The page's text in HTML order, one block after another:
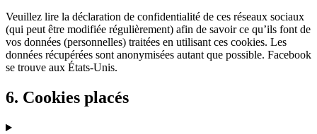
Veuillez lire la déclaration de confidentialité de ces réseaux sociaux
(qui peut être modifiée régulièrement) afin de savoir ce qu’ils font de
vos données (personnelles) traitées en utilisant ces cookies. Les
données récupérées sont anonymisées autant que possible. Facebook
se trouve aux États-Unis.
6. Cookies placés